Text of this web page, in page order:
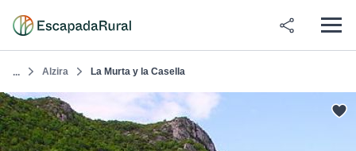
... Alzira La Murta y la Casella